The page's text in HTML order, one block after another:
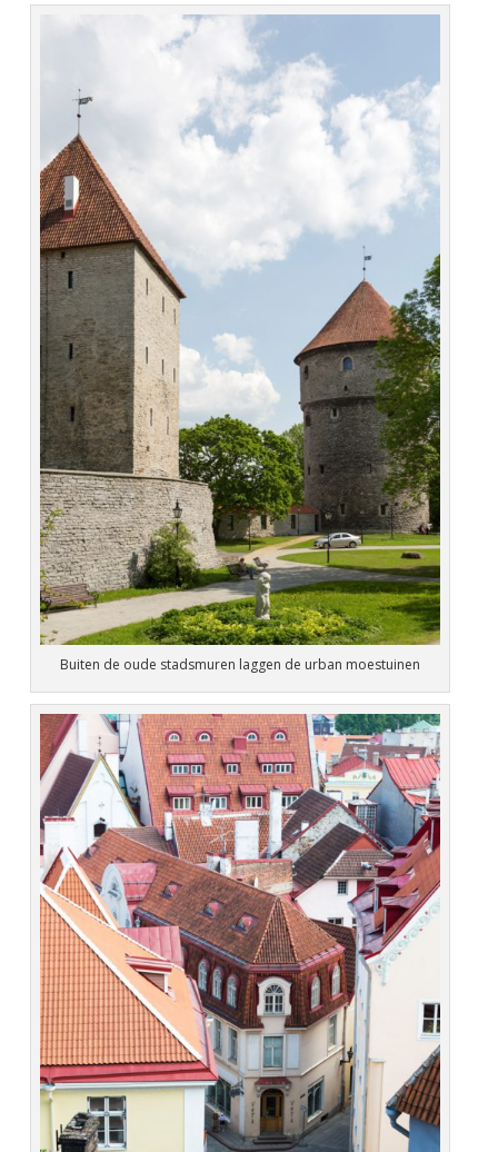
Buiten de oude stadsmuren laggen de urban moestuinen